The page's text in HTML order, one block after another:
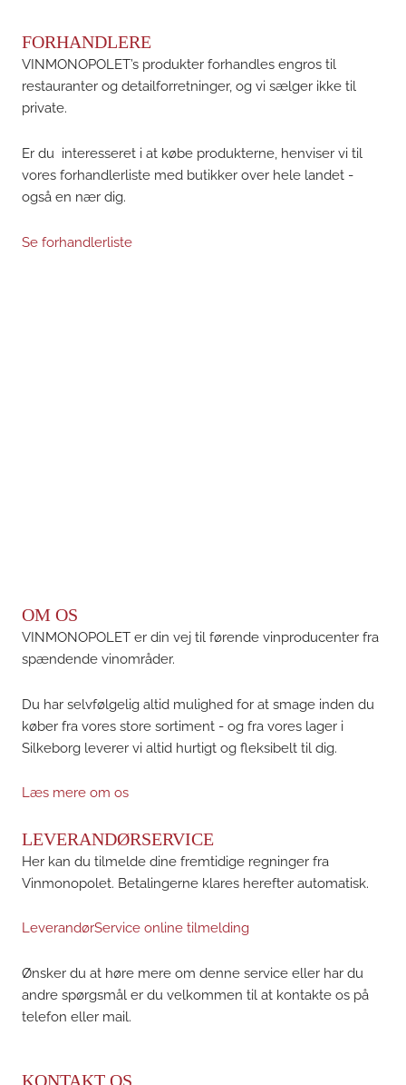
FORHANDLERE
VINMONOPOLET’s produkter forhandles engros til
restauranter og detailforretninger, og vi sælger ikke til
private.
Er du interesseret i at købe produkterne, henviser vi til
vores forhandlerliste med butikker over hele landet -
også en nær dig.
Se forhandlerliste
OM OS
VINMONOPOLET er din vej til førende vinproducenter fra
spændende vinområder.
Du har selvfølgelig altid mulighed for at smage inden du
køber fra vores store sortiment - og fra vores lager i
Silkeborg leverer vi altid hurtigt og fleksibelt til dig.
Læs mere om os
LEVERANDØRSERVICE
Her kan du tilmelde dine fremtidige regninger fra
Vinmonopolet. Betalingerne klares herefter automatisk.
LeverandørService online tilmelding
Ønsker du at høre mere om denne service eller har du
andre spørgsmål er du velkommen til at kontakte os på
telefon eller mail.
KONTAKT OS